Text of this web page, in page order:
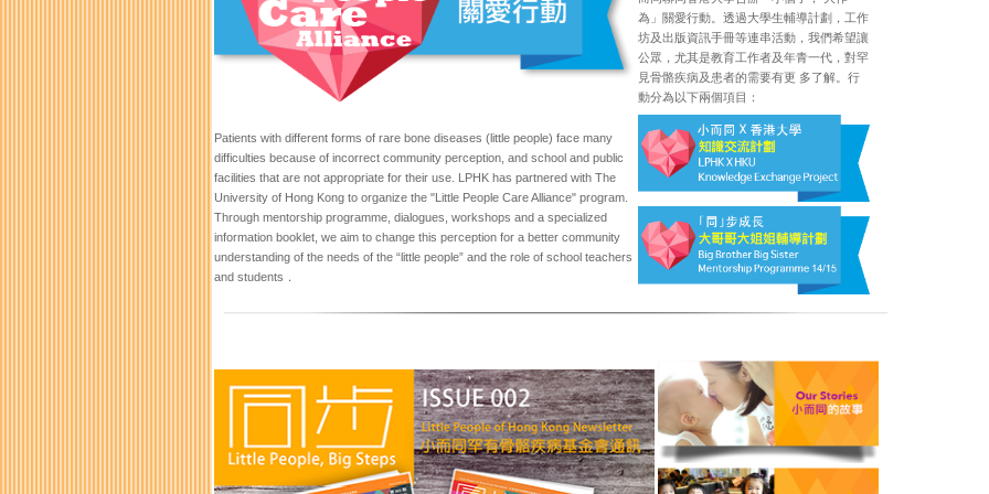
為」關愛行動。透過大學生輔導計劃，工作
坊及出版資訊手冊等連串活動，我們希望讓
公眾，尤其是教育工作者及年青一代，對罕
見骨骼疾病及患者的需要有更 多了解。 行
動分為以下兩個項目：
Patients with different forms of rare bone diseases (little people) face many
difficulties because of incorrect community perception, and school and public
facilities that are not appropriate for their use. LPHK has partnered with The
University of Hong Kong to organize the "Little People Care Alliance" program.
Through mentorship programme, dialogues, workshops and a specialized
information booklet, we aim to change this perception for a better community
understanding of the needs of the “little people” and the role of school teachers
and students．